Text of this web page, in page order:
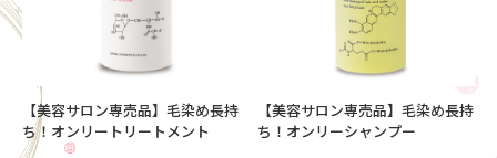
【美容サロン専売品】毛染め長持
ち！オンリートリートメント
【美容サロン専売品】毛染め長持
ち！オンリーシャンプー